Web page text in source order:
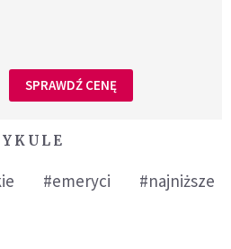
SPRAWDŹ CENĘ
#emeryci
#najniższe